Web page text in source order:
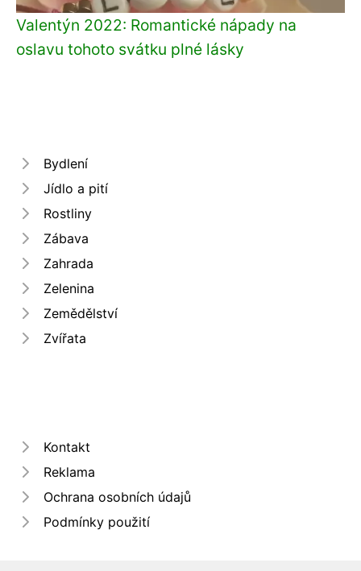
Valentýn 2022: Romantické nápady na
oslavu tohoto svátku plné lásky
Bydlení
Jídlo a pití
Rostliny
Zábava
Zahrada
Zelenina
Zemědělství
Zvířata
Kontakt
Reklama
Ochrana osobních údajů
Podmínky použití